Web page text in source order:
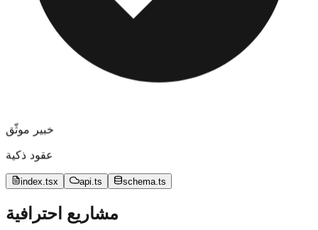
خبير موثّق
عقود ذكية
index.tsx api.ts schema.ts
مشاريع احترافية